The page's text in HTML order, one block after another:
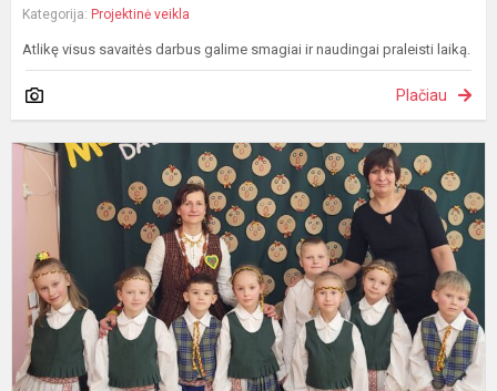
Kategorija: Projektinė veikla
Atlikę visus savaitės darbus galime smagiai ir naudingai praleisti laiką.
Plačiau